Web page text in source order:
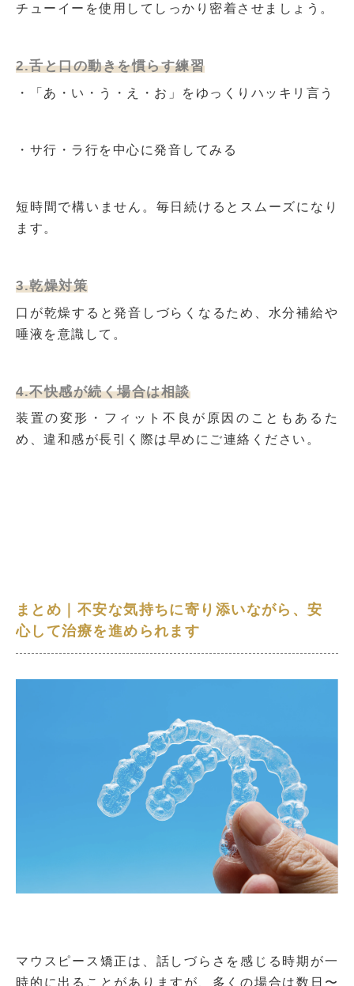
チューイーを使用してしっかり密着させましょう。
2.舌と口の動きを慣らす練習
・「あ・い・う・え・お」をゆっくりハッキリ言う
・サ行・ラ行を中心に発音してみる
短時間で構いません。毎日続けるとスムーズになり
ます。
3.乾燥対策
口が乾燥すると発音しづらくなるため、水分補給や
唾液を意識して。
4.不快感が続く場合は相談
装置の変形・フィット不良が原因のこともあるた
め、違和感が長引く際は早めにご連絡ください。
まとめ｜不安な気持ちに寄り添いながら、安
心して治療を進められます
マウスピース矯正は、話しづらさを感じる時期が一
時的に出ることがありますが、多くの場合は数日〜